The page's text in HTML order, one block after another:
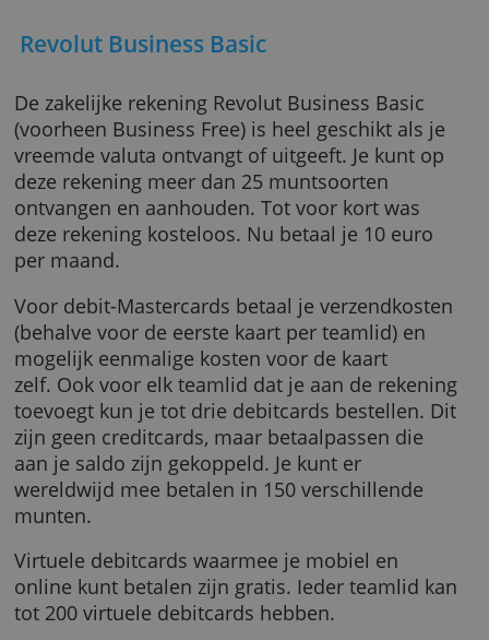
Revolut Business Basic
De zakelijke rekening Revolut Business Basic
(voorheen Business Free) is heel geschikt als
vreemde valuta ontvangt of uitgeeft. Je kunt
ontvangen en aanhouden. Tot voor kort was
deze rekening kosteloos. Nu betaal je 10
per maand.
Voor debit-Mastercards betaal je
(behalve voor de eerste kaart per teamlid) en
mogelijk eenmalige kosten voor de kaart
zelf. Ook voor elk teamlid dat je aan de
toevoegt kun je tot drie debitcards
zijn geen creditcards, maar betaalpassen die
aan je saldo zijn gekoppeld. Je kunt er